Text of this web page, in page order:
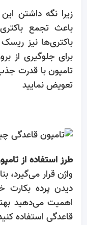
زیرا نگه داشتن
باعث تجمع
باکتری‌ها نیز
برای جلوگیری از
تامپون با قدرت
تعویض نمایید
طرز استفاده از
واژن قرار می‌گیرد،
دیدن پرده بکارت
اهمیت می‌دهید
قاعدگی استفاده